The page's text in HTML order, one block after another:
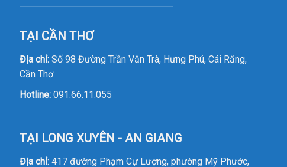
TẠI CẦN THƠ
Địa chỉ: Số 98 Đường Trần Văn Trà, Hưng Phú, Cái Răng,
Cần Thơ
Hotline: 091.66.11.055
TẠI LONG XUYÊN - AN GIANG
Địa chỉ: 417 đường Phạm Cự Lượng, phường Mỹ Phước,